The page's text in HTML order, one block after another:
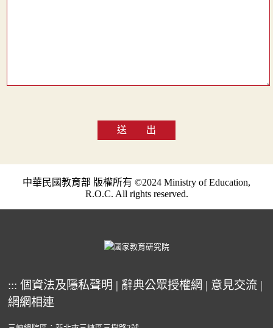
送 出
中華民國教育部 版權所有 ©2024 Ministry of Education,
R.O.C. All rights reserved.
::: 個資法及隱私聲明 | 辭典公眾授權網 | 意見交流 |
網網相連